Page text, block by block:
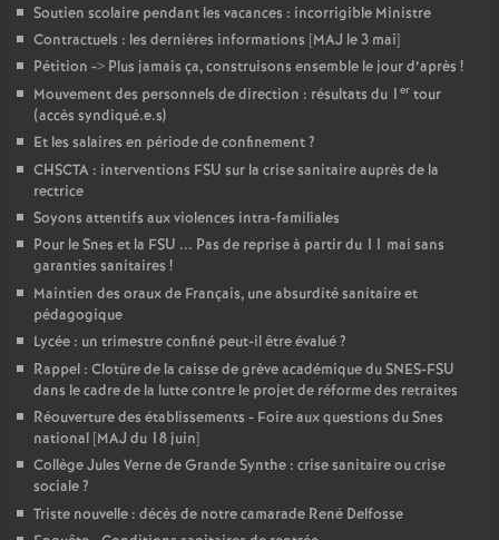
Soutien scolaire pendant les vacances : incorrigible Ministre
Contractuels : les dernières informations [MAJ le 3 mai]
Pétition -> Plus jamais ça, construisons ensemble le jour d’après !
Mouvement des personnels de direction : résultats du 1 er tour
(accès syndiqué.e.s)
Et les salaires en période de confinement?
CHSCTA : interventions FSU sur la crise sanitaire auprès de la
rectrice
Soyons attentifs aux violences intra-familiales
Pour le Snes et la FSU ... Pas de reprise à partir du 11 mai sans
garanties sanitaires !
Maintien des oraux de Français, une absurdité sanitaire et
pédagogique
Lycée : un trimestre confiné peut-il être évalué?
Rappel : Clotûre de la caisse de grève académique du SNES-FSU
dans le cadre de la lutte contre le projet de réforme des retraites
Réouverture des établissements - Foire aux questions du Snes
national [MAJ du 18 juin]
Collège Jules Verne de Grande Synthe : crise sanitaire ou crise
sociale?
Triste nouvelle : décès de notre camarade René Delfosse